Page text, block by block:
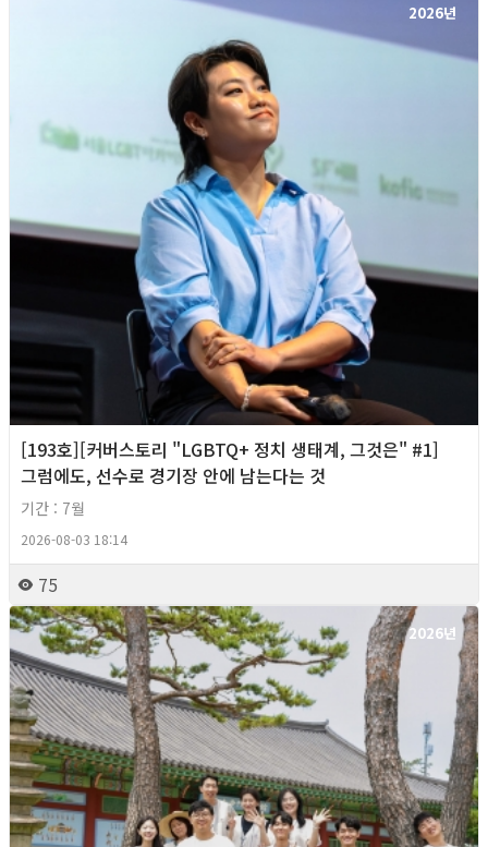
2026년
[193호][커버스토리 "LGBTQ+ 정치 생태계, 그것은" #1]
그럼에도, 선수로 경기장 안에 남는다는 것
기간 : 7월
2026-08-03 18:14
75
2026년